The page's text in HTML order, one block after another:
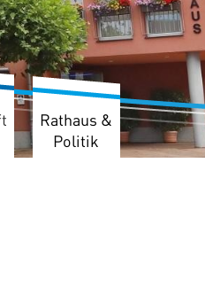
Rathaus &
Politik